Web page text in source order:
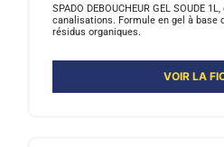
SPADO DEBOUCHEUR GEL SOUDE
canalisations. Formule en gel à base
résidus organiques.
VOIR LA